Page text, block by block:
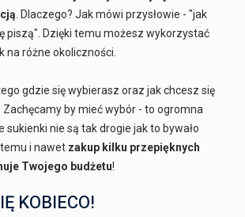
. Dlaczego? Jak mówi przysłowie - "jak
piszą". Dzięki temu możesz wykorzystać
na różne okoliczności.
gdzie się wybierasz oraz jak chcesz się
by mieć wybór - to ogromna
sukienki nie są tak drogie jak to bywało
i nawet zakup kilku przepięknych
Twojego budżetu!
KOBIECO!